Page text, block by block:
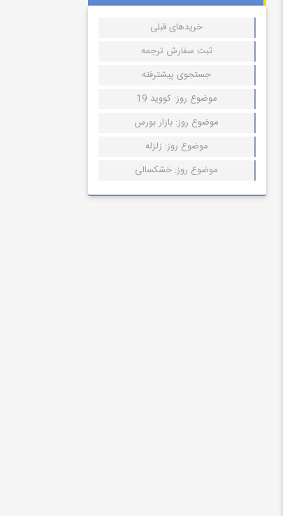
خریدهای قبلی
ثبت سفارش ترجمه
جستجوی پیشترفته
موضوع روز: کووید 19
موضوع روز: بازار بورس
موضوع روز: زلزله
موضوع روز: خشکسالی